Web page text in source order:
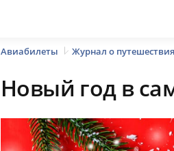
Авиабилеты Журнал о
Новый год в